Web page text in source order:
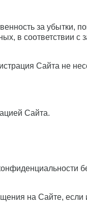
за убытки,
в соответствии с
Сайта не
Сайта.
на Сайте, если